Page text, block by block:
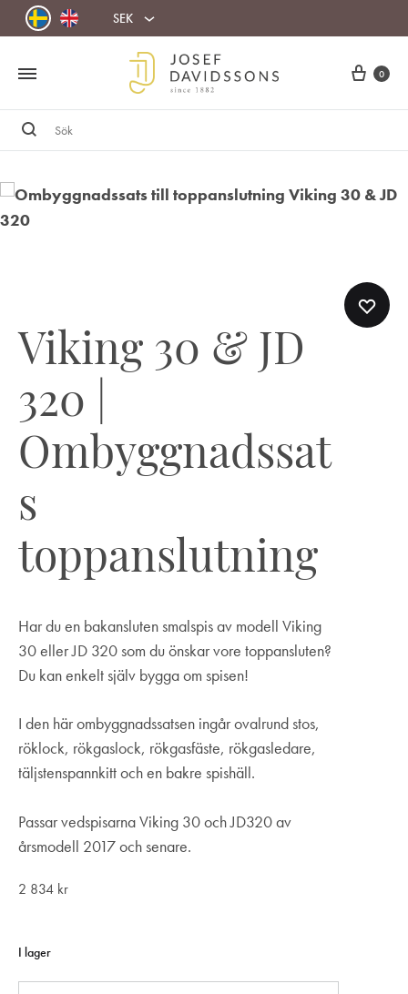
SEK
Cart
0
Sök
Viking 30 & JD
320 |
Ombyggnadssat
s
toppanslutning
Har du en bakansluten smalspis av modell Viking
30 eller JD 320 som du önskar vore toppansluten?
Du kan enkelt själv bygga om spisen!
I den här ombyggnadssatsen ingår ovalrund stos,
röklock, rökgaslock, rökgasfäste, rökgasledare,
täljstenspannkitt och en bakre spishäll.
Passar vedspisarna Viking 30 och JD320 av
årsmodell 2017 och senare.
2 834 kr
I lager